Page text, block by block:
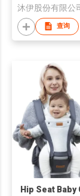
沐伊股份有限公
查询
Hip Seat